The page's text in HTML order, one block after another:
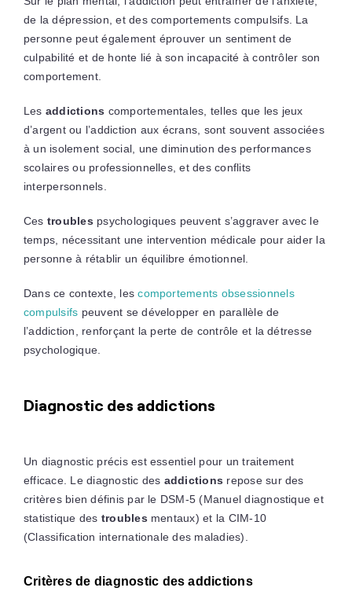
de la dépression, et des comportements compulsifs. La
personne peut également éprouver un sentiment de
culpabilité et de honte lié à son incapacité à contrôler son
comportement.
Les addictions comportementales, telles que les jeux
d’argent ou l’addiction aux écrans, sont souvent associées
à un isolement social, une diminution des performances
scolaires ou professionnelles, et des conflits
interpersonnels.
Ces troubles psychologiques peuvent s’aggraver avec le
temps, nécessitant une intervention médicale pour aider la
personne à rétablir un équilibre émotionnel.
Dans ce contexte, lescomportements obsessionnels
compulsifs peuvent se développer en parallèle de
l’addiction, renforçant la perte de contrôle et la détresse
psychologique.
Diagnostic des addictions
Un diagnostic précis est essentiel pour un traitement
efficace. Le diagnostic des addictions repose sur des
critères bien définis par le DSM-5 (Manuel diagnostique et
statistique des troubles mentaux) et la CIM-10
(Classification internationale des maladies).
Critères de diagnostic des addictions